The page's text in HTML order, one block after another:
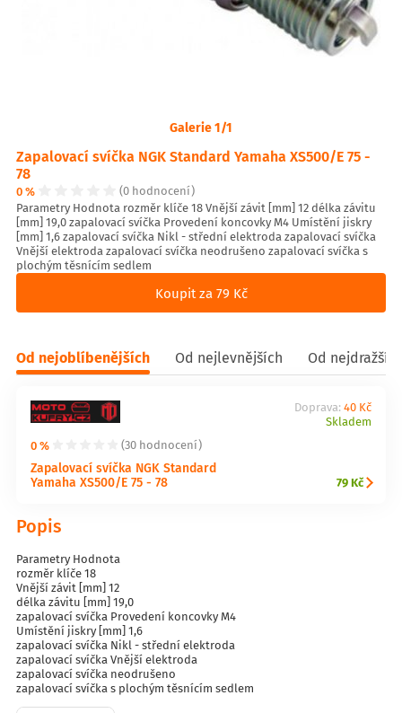
Galerie 1/1
Zapalovací svíčka NGK Standard Yamaha XS500/E 75 -
78
0 %
(0 hodnocení)
Parametry Hodnota rozměr klíče 18 Vnější závit [mm] 12 délka závitu
[mm] 19,0 zapalovací svíčka Provedení koncovky M4 Umístění jiskry
[mm] 1,6 zapalovací svíčka Nikl - střední elektroda zapalovací svíčka
Vnější elektroda zapalovací svíčka neodrušeno zapalovací svíčka s
plochým těsnícím sedlem
Koupit za 79 Kč
Od nejoblíbenějších Od nejlevnějších Od
0 % (30 hodnocení)
Zapalovací svíčka NGK Standard
Yamaha XS500/E 75 - 78
Doprava: 40 Kč
Skladem
79 Kč
Popis
Parametry Hodnota
rozměr klíče 18
Vnější závit [mm] 12
délka závitu [mm] 19,0
zapalovací svíčka Provedení koncovky M4
Umístění jiskry [mm] 1,6
zapalovací svíčka Nikl - střední elektroda
zapalovací svíčka Vnější elektroda
zapalovací svíčka neodrušeno
zapalovací svíčka s plochým těsnícím sedlem